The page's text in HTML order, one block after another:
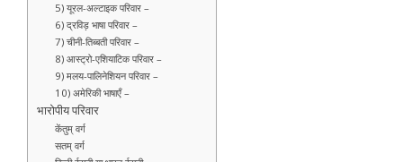
5) यूरल-अल्टाइक परिवार –
6) द्रविड़ भाषा परिवार –
7) चीनी-तिब्बती परिवार –
8) आस्ट्रो-एशियाटिक परिवार –
9) मलय-पालिनेशियन परिवार –
10) अमेरिकी भाषाएँ –
भारोपीय परिवार
केंतुम् वर्ग
सतम् वर्ग